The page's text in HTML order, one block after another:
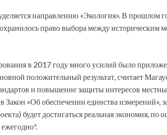
направлению «Экология». В прошлом
право выбора между историческим
в 2017 году много усилий было
положительный результат, считает
и повышение защиты интересов
«Об обеспечении единства измерений»,
будет достигаться реальная экономия, по